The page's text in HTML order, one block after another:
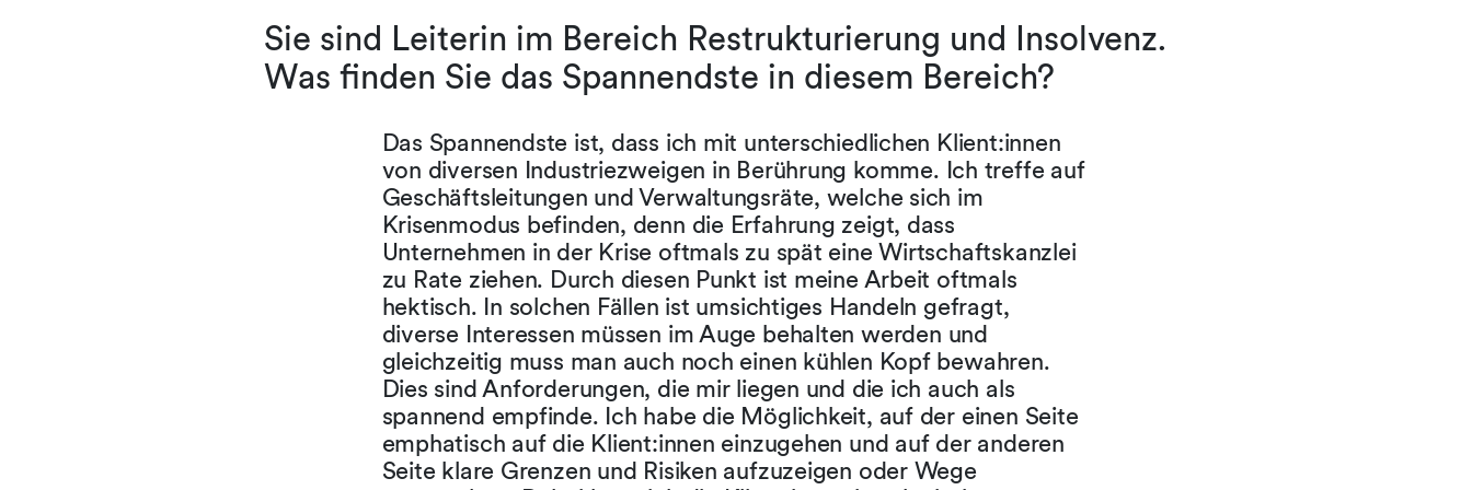
Sie sind Leiterin im Bereich Restrukturierung und Insolvenz.
Was finden Sie das Spannendste in diesem Bereich?
Das Spannendste ist, dass ich mit unterschiedlichen Klient:innen
von diversen Industriezweigen in Berührung komme. Ich treffe auf
Geschäftsleitungen und Verwaltungsräte, welche sich im
Krisenmodus befinden, denn die Erfahrung zeigt, dass
Unternehmen in der Krise oftmals zu spät eine Wirtschaftskanzlei
zu Rate ziehen. Durch diesen Punkt ist meine Arbeit oftmals
hektisch. In solchen Fällen ist umsichtiges Handeln gefragt,
diverse Interessen müssen im Auge behalten werden und
gleichzeitig muss man auch noch einen kühlen Kopf bewahren.
Dies sind Anforderungen, die mir liegen und die ich auch als
spannend empfinde. Ich habe die Möglichkeit, auf der einen Seite
emphatisch auf die Klient:innen einzugehen und auf der anderen
Seite klare Grenzen und Risiken aufzuzeigen oder Wege